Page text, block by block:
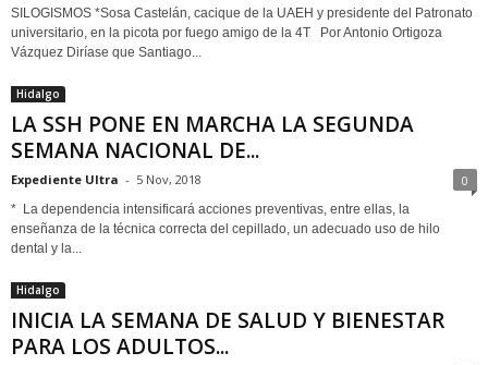
SILOGISMOS *Sosa Castelán, cacique de la UAEH y presidente del Patronato
universitario, en la picota por fuego amigo de la 4T Por Antonio Ortigoza
Vázquez Diríase que Santiago...
Hidalgo
LA SSH PONE EN MARCHA LA SEGUNDA
SEMANA NACIONAL DE...
Expediente Ultra - 5 Nov, 2018 0
* La dependencia intensificará acciones preventivas, entre ellas, la
enseñanza de la técnica correcta del cepillado, un adecuado uso de hilo
dental y la...
Hidalgo
INICIA LA SEMANA DE SALUD Y BIENESTAR
PARA LOS ADULTOS...